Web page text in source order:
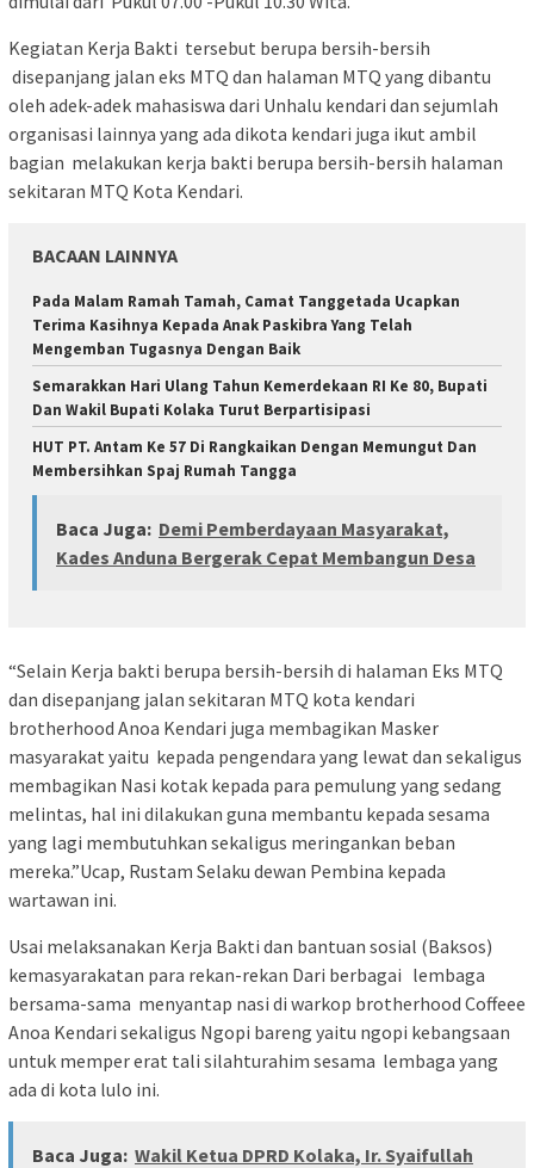
Kegiatan Kerja Bakti tersebut berupa bersih-bersih
disepanjang jalan eks MTQ dan halaman MTQ yang dibantu
oleh adek-adek mahasiswa dari Unhalu kendari dan sejumlah
organisasi lainnya yang ada dikota kendari juga ikut ambil
bagian melakukan kerja bakti berupa bersih-bersih halaman
sekitaran MTQ Kota Kendari.
BACAAN LAINNYA
Pada Malam Ramah Tamah, Camat Tanggetada Ucapkan
Terima Kasihnya Kepada Anak Paskibra Yang Telah
Mengemban Tugasnya Dengan Baik
Semarakkan Hari Ulang Tahun Kemerdekaan RI Ke 80, Bupati
Dan Wakil Bupati Kolaka Turut Berpartisipasi
HUT PT. Antam Ke 57 Di Rangkaikan Dengan Memungut Dan
Membersihkan Spaj Rumah Tangga
Baca Juga: Demi Pemberdayaan Masyarakat,
Kades Anduna Bergerak Cepat Membangun Desa
“Selain Kerja bakti berupa bersih-bersih di halaman Eks MTQ
dan disepanjang jalan sekitaran MTQ kota kendari
brotherhood Anoa Kendari juga membagikan Masker
masyarakat yaitu kepada pengendara yang lewat dan sekaligus
membagikan Nasi kotak kepada para pemulung yang sedang
melintas, hal ini dilakukan guna membantu kepada sesama
yang lagi membutuhkan sekaligus meringankan beban
mereka.”Ucap, Rustam Selaku dewan Pembina kepada
wartawan ini.
Usai melaksanakan Kerja Bakti dan bantuan sosial (Baksos)
kemasyarakatan para rekan-rekan Dari berbagai lembaga
bersama-sama menyantap nasi di warkop brotherhood Coffeee
Anoa Kendari sekaligus Ngopi bareng yaitu ngopi kebangsaan
untuk memper erat tali silahturahim sesama lembaga yang
ada di kota lulo ini.
Baca Juga: Wakil Ketua DPRD Kolaka, Ir. Syaifullah